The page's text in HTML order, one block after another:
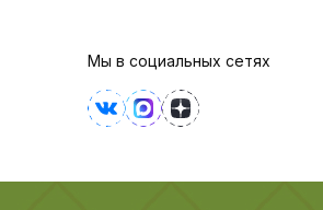
Мы в социальных сетях